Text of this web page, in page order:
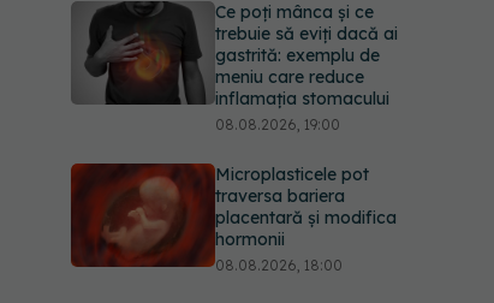
Ce poți mânca și ce
trebuie să eviți dacă ai
gastrită: exemplu de
meniu care reduce
inflamația stomacului
08.08.2026, 19:00
Microplasticele pot
traversa bariera
placentară și modifica
hormonii
08.08.2026, 18:00